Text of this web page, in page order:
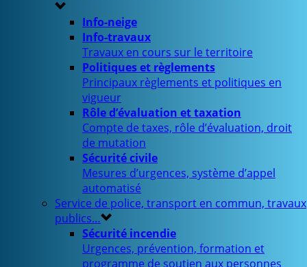
Info-neige
Info-travaux
Travaux en cours sur le territoire
Politiques et règlements
Principaux règlements et politiques en
vigueur
Rôle d’évaluation et taxation
Compte de taxes, rôle d’évaluation, droit
de mutation
Sécurité civile
Mesures d’urgences, système d’appel
automatisé
Service de police, transport en commun, travaux
publics…
Sécurité incendie
Urgences, prévention, formation et
programme de soutien aux personnes